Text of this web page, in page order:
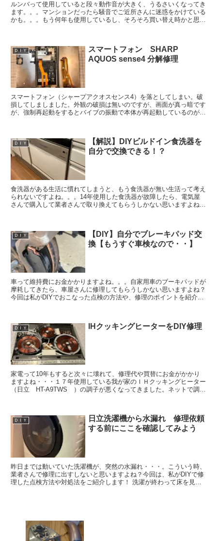
ルンバって使用していると段々動作音が大きく、うるさいくなってき
ます。。。マンションだったら騒音でご近所さんに迷惑をかけている
かも。。。もう何年も使用しているし、そろそろ買い替え時かと思い
ＤＩＹ
スマートフォン SHARP
AQUOS sense4 分解修理
スマートフォン（シャープアクオスセンス4）を落としてしまい。破
損してしましました。外観の破損は無いのですが、画面が真っ暗です
が、強制再起動をするとバイブの振動で本体が再起動しているのがわ
ＤＩＹ
【解説】DIYビルドイン食洗器を
自分で交換できる！？
食洗器がある生活に慣れてしまうと、もう食洗器が無い生活って考え
られないですよね。。。14年使用した食洗器が故障したら、電気屋
さんで購入して業者さんで取り換えてもらうしかない思いますよね？
ＤＩＹ
【DIY】自分でブレーキパッド交
換【もうすぐ車検なので・・】
車って維持費にお金かかりますよね。。。自家用車のブーキパッドが
摩耗してきたら、車屋さんに修理してもらうしかない思いますよね？
今回は私がDIYでおこなった点検の方法や、修理のポイントを紹介し
ＤＩＹ IHクッキングヒーターをDIY修理
家電って10年もすると次々に壊れて、修理代や買替にお金がかかり
ますよね・・・１７年使用している我が家のＩＨクッキングヒーター
（日立 HT-A9TWS ）の調子が悪くなってきました。ネットで調べ
ＤＩＹ
日立洗濯機から水漏れ 修理依頼
する前にここを確認してみよう
昨日までは動いていた洗濯機が、突然の水漏れ・・・。こういう時、
業者さんで修理に出すしないと思いますよね？今回は、私がDIYで修
理した点検方法や対処法をご紹介します！ 洗濯が終わって床を見る